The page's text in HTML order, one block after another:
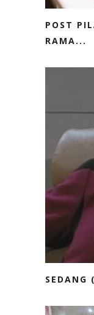
POST
RAMA...
SEDANG